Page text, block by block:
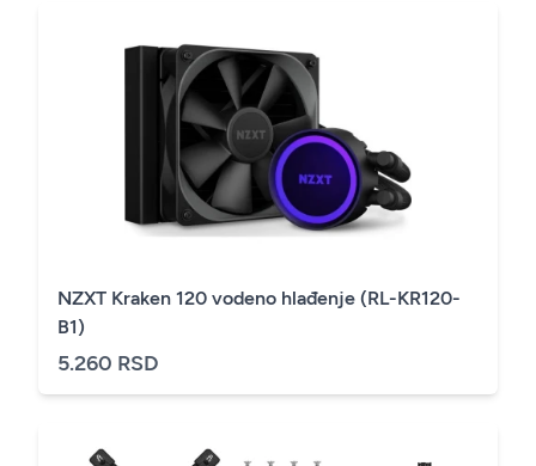
NZXT Kraken 120 vodeno hlađenje (RL-KR120-
B1)
5.260 RSD